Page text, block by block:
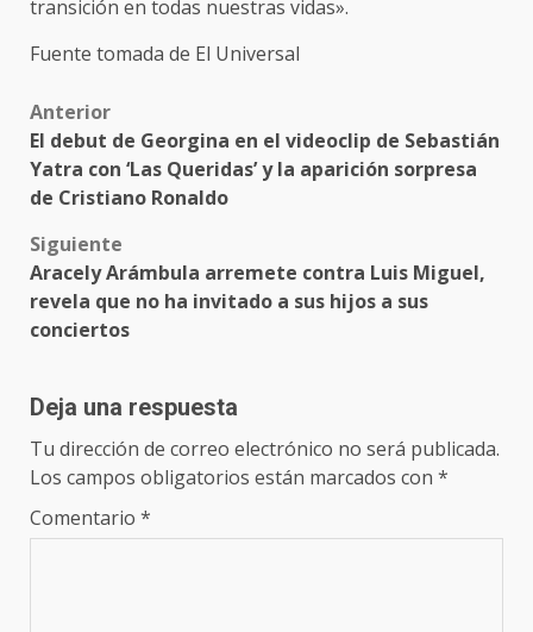
transición en todas nuestras vidas».
Fuente tomada de El Universal
Post
navigation
Anterior
El debut de Georgina en el videoclip de Sebastián
Yatra con ‘Las Queridas’ y la aparición sorpresa
de Cristiano Ronaldo
Siguiente
Aracely Arámbula arremete contra Luis Miguel,
revela que no ha invitado a sus hijos a sus
conciertos
Deja una respuesta
Tu dirección de correo electrónico no será publicada.
Los campos obligatorios están marcados con *
Comentario *